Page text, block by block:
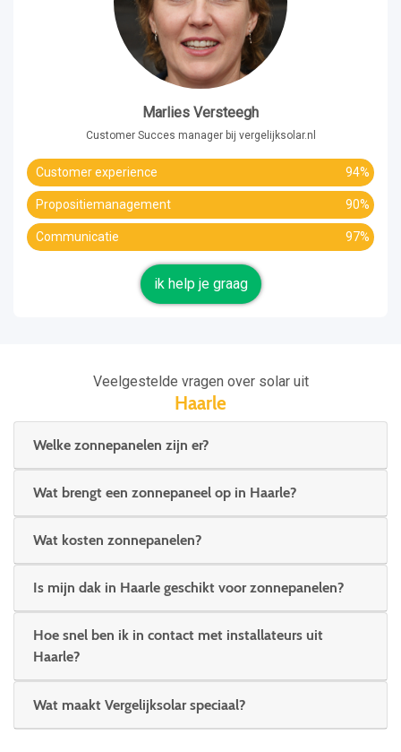
Marlies Versteegh
Customer Succes manager bij vergelijksolar.nl
Customer experience 94%
Propositiemanagement 90%
Communicatie 97%
ik help je graag
Veelgestelde vragen over solar uit
Haarle
Welke zonnepanelen zijn er?
Wat brengt een zonnepaneel op in Haarle?
Wat kosten zonnepanelen?
Is mijn dak in Haarle geschikt voor zonnepanelen?
Hoe snel ben ik in contact met installateurs uit
Haarle?
Wat maakt Vergelijksolar speciaal?